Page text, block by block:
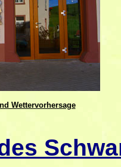
Wettervorhersage